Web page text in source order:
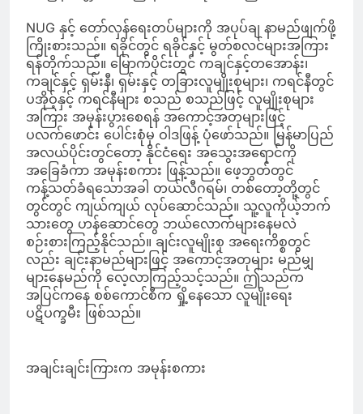
NUG နှင့် တော်လှန်ရေးတပ်များကို အပုပ်ချ နာမည်ဖျက်ဖို့
ကြိုးစားသည်။ ရခိုင်တွင် ရခိုင်နှင့် မွတ်စလင်များအကြား
ရန်တိုက်သည်။ မြောက်ပိုင်းတွင် ကချင်နှင့်တအောန်း၊
ကချင်နှင့် ရှမ်းနီ၊ ရှမ်းနှင့် တခြားလူမျိုးစုများ၊ ကရင်နီတွင်
ပအိုဝ့်နှင့် ကရင်နီများ စသည် စသည်ဖြင့် လူမျိုးစုများ
အကြား အမုန်းပွားစေရန် အကောင့်အတုများဖြင့်
ပလက်ဖောင်း ပေါင်းစုံမှ ဝါဒဖြန့် ပုံဖော်သည်။ မြန်မာပြည်
အလယ်ပိုင်းတွင်တော့ နိုင်ငံရေး အသွေးအရောင်ကို
အခြေခံကာ အမုန်းစကား ဖြန့်သည်။ ဖေ့ဘွတ်တွင်
ကန့်သတ်ခံရသောအခါ တယ်လီဂရမ်၊ တစ်တော့တို့တွင်
တွင်တွင် ကျယ်ကျယ် လုပ်ဆောင်သည်။ သူ့လူကိုယ့်ဘက်
သားတွေ ဟန်ဆောင်တွေ ဘယ်လောက်များနေမလဲ
စဉ်းစားကြည့်နိုင်သည်။ ချင်းလူမျိုးစု အရေးကိစ္စတွင်
လည်း ချင်းနာမည်များဖြင့် အကောင့်အတုများ မည်မျှ
များနေမည်ကို လေ့လာကြည့်သင့်သည်။ ဤသည်က
အပြင်ကနေ စစ်ကောင်စီက ရှို့နေသော လူမျိုးရေး
ပဋိပက္ခမီး ဖြစ်သည်။
အချင်းချင်းကြားက အမုန်းစကား